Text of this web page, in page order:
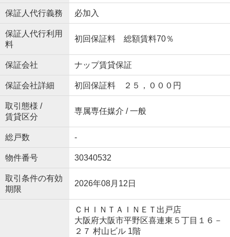
保証人代行義務 必加入
保証人代行利用
料
初回保証料 総額賃料70％
保証会社 ナップ賃貸保証
保証会社詳細 初回保証料 ２５，０００円
取引態様 /
賃貸区分
専属専任媒介 / 一般
総戸数 -
物件番号 30340532
取引条件の有効
期限
2026年08月12日
ＣＨＩＮＴＡＩＮＥＴ出戸店
大阪府大阪市平野区喜連東５丁目１６－
２７ 村山ビル 1階